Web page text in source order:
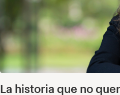
La historia que no